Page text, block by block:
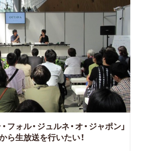
フォル・ジュルネ・オ・ジャポン」
ら生放送を行いたい！